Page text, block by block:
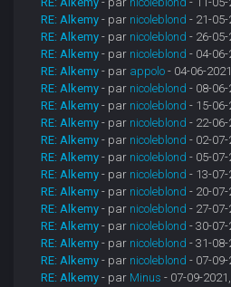
RE: Alkemy - par nicoleblond - 21-
RE: Alkemy - par nicoleblond - 26-
RE: Alkemy - par nicoleblond - 04-
RE: Alkemy - par appolo - 04-06-
RE: Alkemy - par nicoleblond - 08-06-
RE: Alkemy - par nicoleblond - 15-
RE: Alkemy - par nicoleblond - 22-06-
RE: Alkemy - par nicoleblond - 02-
RE: Alkemy - par nicoleblond - 05-
RE: Alkemy - par nicoleblond - 13-
RE: Alkemy - par nicoleblond - 20-
RE: Alkemy - par nicoleblond - 27-
RE: Alkemy - par nicoleblond - 30-07-
RE: Alkemy - par nicoleblond - 31-
RE: Alkemy - par nicoleblond - 07-
RE: Alkemy - par Minus - 07-09-